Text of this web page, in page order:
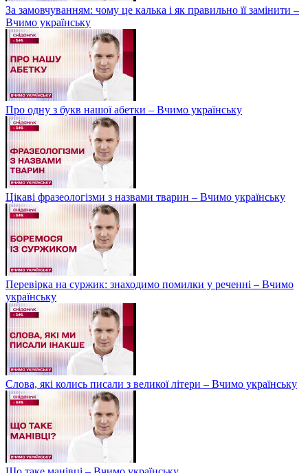
За замовчуванням: чому це калька і як правильно її замінити –
Вчимо українську
Про одну з букв нашої абетки – Вчимо українську
Цікаві фразеологізми з назвами тварин – Вчимо українську
Перевірка на суржик: знаходимо помилки у реченні – Вчимо
українську
Слова, які колись писали з великої літери – Вчимо українську